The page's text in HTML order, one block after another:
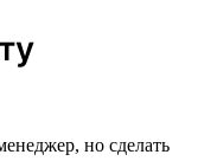
но сделать